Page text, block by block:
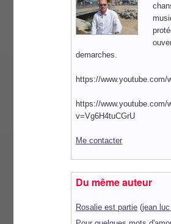
demarches.
https://www.youtube.com/
https://www.youtube.com/
v=Vg6H4tuCGrU
Me contacter
Du même auteur
Rosalie est partie (jean